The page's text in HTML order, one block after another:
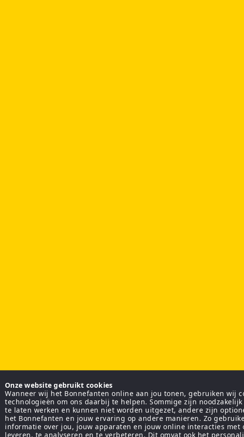
Onze website gebruikt cookies
Wanneer wij het Bonnefanten online aan jou tonen, gebruiken wij
technologieën om ons daarbij te helpen. Sommige zijn
te laten werken en kunnen niet worden uitgezet, andere zijn
het Bonnefanten en jouw ervaring op andere manieren. Zo
informatie over jou, jouw apparaten en jouw online interacties met
leveren, te analyseren en te verbeteren. Dit omvat ook het